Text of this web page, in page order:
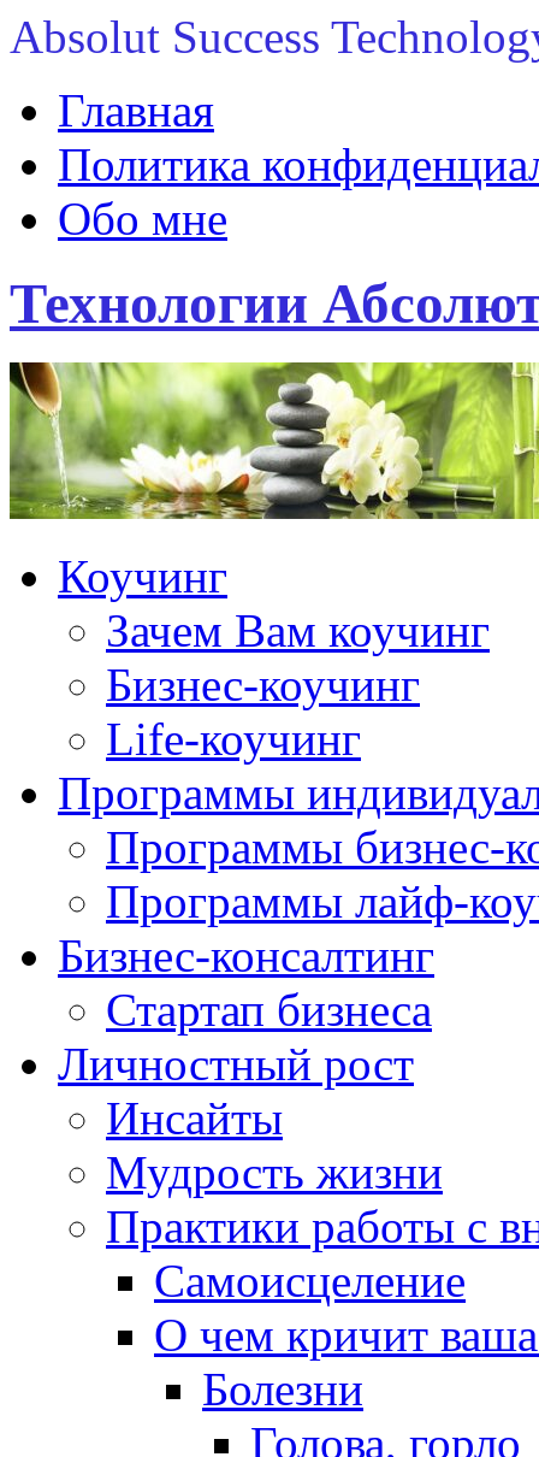
Absolut Success
Главная
Политика
Обо мне
Технологии
Коучинг
Зачем Вам коучинг
Бизнес-коучинг
Life-коучинг
Программы
Программы бизнес-
Программы лайф-
Бизнес-консалтинг
Стартап бизнеса
Личностный рост
Инсайты
Мудрость жизни
Практики работы с
Самоисцеление
О чем кричит ваша
Болезни
Голова, горло